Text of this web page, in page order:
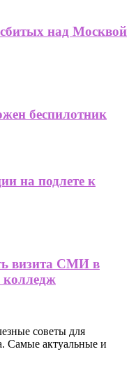
над Москвой
беспилотник
на подлете к
визита СМИ в
колледж
советы для
Самые актуальные и